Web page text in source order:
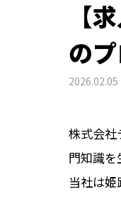
【
の
2026.02.05
株式会社
門知識を
当社は姫